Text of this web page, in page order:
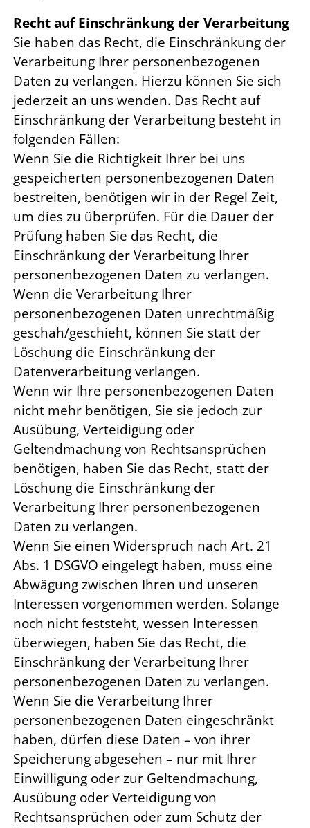
Recht auf Einschränkung der Verarbeitung
Sie haben das Recht, die Einschränkung der
Verarbeitung Ihrer personenbezogenen
Daten zu verlangen. Hierzu können Sie sich
jederzeit an uns wenden. Das Recht auf
Einschränkung der Verarbeitung besteht in
folgenden Fällen:
Wenn Sie die Richtigkeit Ihrer bei uns
gespeicherten personenbezogenen Daten
bestreiten, benötigen wir in der Regel Zeit,
um dies zu überprüfen. Für die Dauer der
Prüfung haben Sie das Recht, die
Einschränkung der Verarbeitung Ihrer
personenbezogenen Daten zu verlangen.
Wenn die Verarbeitung Ihrer
personenbezogenen Daten unrechtmäßig
geschah/geschieht, können Sie statt der
Löschung die Einschränkung der
Datenverarbeitung verlangen.
Wenn wir Ihre personenbezogenen Daten
nicht mehr benötigen, Sie sie jedoch zur
Ausübung, Verteidigung oder
Geltendmachung von Rechtsansprüchen
benötigen, haben Sie das Recht, statt der
Löschung die Einschränkung der
Verarbeitung Ihrer personenbezogenen
Daten zu verlangen.
Wenn Sie einen Widerspruch nach Art. 21
Abs. 1 DSGVO eingelegt haben, muss eine
Abwägung zwischen Ihren und unseren
Interessen vorgenommen werden. Solange
noch nicht feststeht, wessen Interessen
überwiegen, haben Sie das Recht, die
Einschränkung der Verarbeitung Ihrer
personenbezogenen Daten zu verlangen.
Wenn Sie die Verarbeitung Ihrer
personenbezogenen Daten eingeschränkt
haben, dürfen diese Daten – von ihrer
Speicherung abgesehen – nur mit Ihrer
Einwilligung oder zur Geltendmachung,
Ausübung oder Verteidigung von
Rechtsansprüchen oder zum Schutz der